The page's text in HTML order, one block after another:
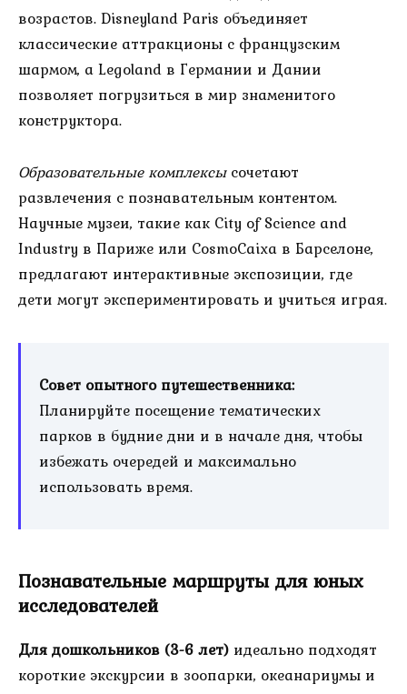
возрастов. Disneyland Paris объединяет
классические аттракционы с французским
шармом, а Legoland в Германии и Дании
позволяет погрузиться в мир знаменитого
конструктора.
Образовательные комплексысочетают
развлечения с познавательным контентом.
Научные музеи, такие как City of Science and
Industry в Париже или CosmoCaixa в Барселоне,
предлагают интерактивные экспозиции, где
дети могут экспериментировать и учиться играя.
Совет опытного путешественника:
Планируйте посещение тематических
парков в будние дни и в начале дня, чтобы
избежать очередей и максимально
использовать время.
Познавательные маршруты для юных
исследователей
Для дошкольников (3-6 лет) идеально подходят
короткие экскурсии в зоопарки, океанариумы и